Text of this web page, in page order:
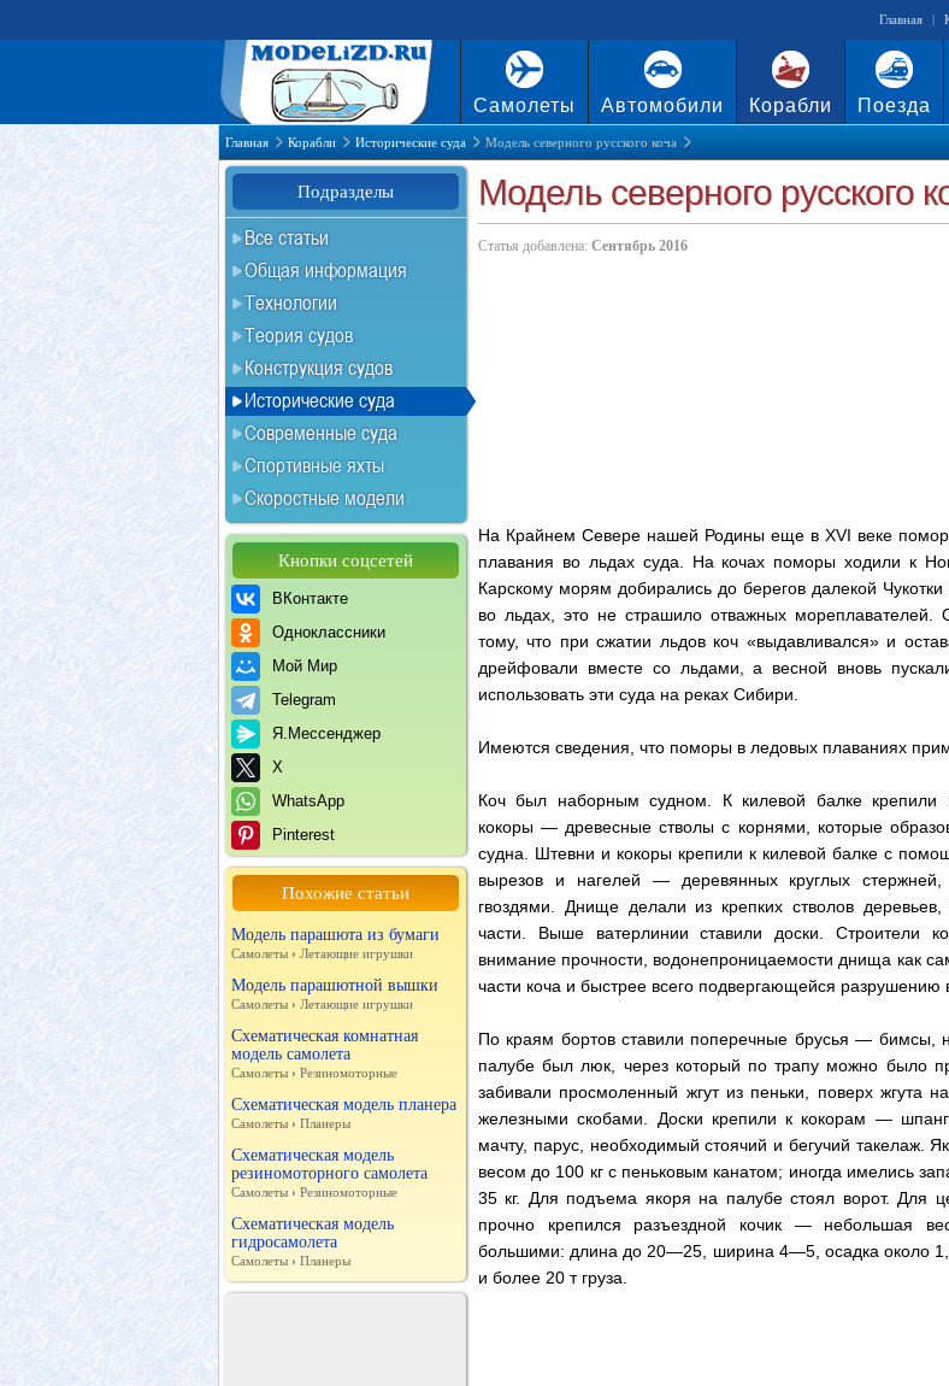
Главная |
Самолеты Автомобили Корабли Поезда
Главная Корабли Исторические суда Модель северного русского коча
Подразделы
Все статьи
Общая информация
Технологии
Теория судов
Конструкция судов
Исторические суда
Современные суда
Спортивные яхты
Скоростные модели
Кнопки соцсетей
ВКонтакте
Одноклассники
Мой Мир
Telegram
Я.Мессенджер
X
WhatsApp
Pinterest
Похожие статьи
Модель парашюта из бумаги
Самолеты › Летающие игрушки
Модель парашютной вышки
Самолеты › Летающие игрушки
Схематическая комнатная
модель самолета
Самолеты › Резиномоторные
Схематическая модель планера
Самолеты › Планеры
Схематическая модель
резиномоторного самолета
Самолеты › Резиномоторные
Схематическая модель
гидросамолета
Самолеты › Планеры
Модель северного русского
Статья добавлена: Сентябрь 2016
На Крайнем Севере нашей Родины еще в XVI веке
плавания во льдах суда. На кочах поморы ходили к
Карскому морям добирались до берегов далекой
во льдах, это не страшило отважных мореплавателей.
тому, что при сжатии льдов коч «выдавливался» и
дрейфовали вместе со льдами, а весной вновь
использовать эти суда на реках Сибири.
Имеются сведения, что поморы в ледовых плаваниях
Коч был наборным судном. К килевой балке
кокоры — древесные стволы с корнями, которые
судна. Штевни и кокоры крепили к килевой балке с
вырезов и нагелей — деревянных круглых
гвоздями. Днище делали из крепких стволов
части. Выше ватерлинии ставили доски. Строители
внимание прочности, водонепроницаемости днища как
части коча и быстрее всего подвергающейся разрушению
По краям бортов ставили поперечные брусья — бимсы,
палубе был люк, через который по трапу можно было
забивали просмоленный жгут из пеньки, поверх жгута
железными скобами. Доски крепили к кокорам —
мачту, парус, необходимый стоячий и бегучий такелаж.
весом до 100 кг с пеньковым канатом; иногда имелись
35 кг. Для подъема якоря на палубе стоял ворот. Для
прочно крепился разъездной кочик — небольшая
большими: длина до 20—25, ширина 4—5, осадка около
и более 20 т груза.